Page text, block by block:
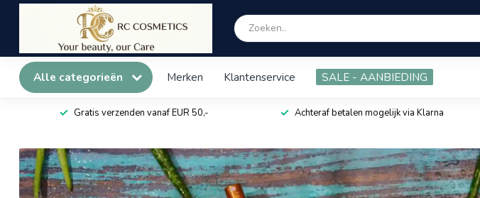
Alle categorieën Merken Klantenservice SALE - AANBIEDING
Gratis verzenden vanaf EUR 50,- Achteraf betalen mogelijk via Klarna